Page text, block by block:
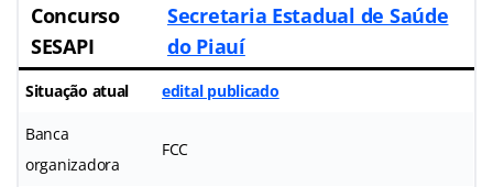
Concurso
SESAPI
Secretaria Estadual de Saúde
do Piauí
Situação atual edital publicado
Banca
organizadora
FCC